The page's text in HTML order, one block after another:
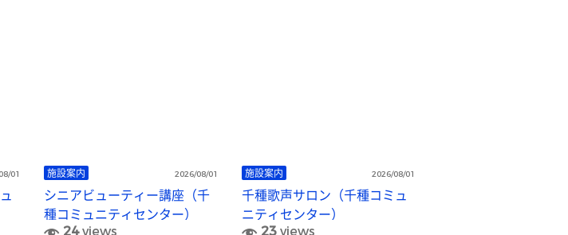
01 施設案内 2026/08/01
シニアビューティー講座（千
種コミュニティセンター）
施設案内 2026/08/01
千種歌声サロン（千種コミュ
ニティセンター）